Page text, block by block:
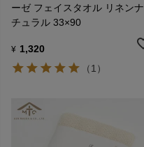
ーゼ フェイスタオル リネンナ
チュラル 33×90
¥ 1,320
（1）